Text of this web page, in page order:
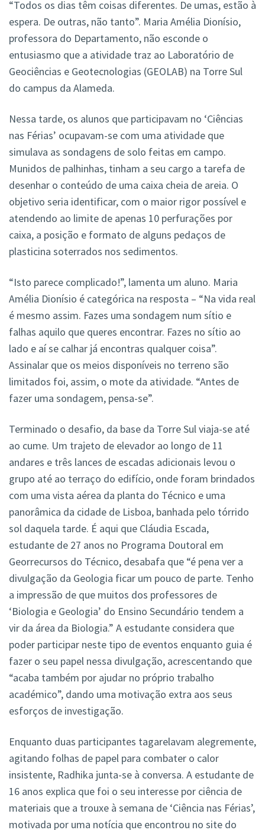
“Todos os dias têm coisas diferentes. De umas, estão à
espera. De outras, não tanto”. Maria Amélia Dionísio,
professora do Departamento, não esconde o
entusiasmo que a atividade traz ao Laboratório de
Geociências e Geotecnologias (GEOLAB) na Torre Sul
do campus da Alameda.
Nessa tarde, os alunos que participavam no ‘Ciências
nas Férias’ ocupavam-se com uma atividade que
simulava as sondagens de solo feitas em campo.
Munidos de palhinhas, tinham a seu cargo a tarefa de
desenhar o conteúdo de uma caixa cheia de areia. O
objetivo seria identificar, com o maior rigor possível e
atendendo ao limite de apenas 10 perfurações por
caixa, a posição e formato de alguns pedaços de
plasticina soterrados nos sedimentos.
“Isto parece complicado!”, lamenta um aluno. Maria
Amélia Dionísio é categórica na resposta – “Na vida real
é mesmo assim. Fazes uma sondagem num sítio e
falhas aquilo que queres encontrar. Fazes no sítio ao
lado e aí se calhar já encontras qualquer coisa”.
Assinalar que os meios disponíveis no terreno são
limitados foi, assim, o mote da atividade. “Antes de
fazer uma sondagem, pensa-se”.
Terminado o desafio, da base da Torre Sul viaja-se até
ao cume. Um trajeto de elevador ao longo de 11
andares e três lances de escadas adicionais levou o
grupo até ao terraço do edifício, onde foram brindados
com uma vista aérea da planta do Técnico e uma
panorâmica da cidade de Lisboa, banhada pelo tórrido
sol daquela tarde. É aqui que Cláudia Escada,
estudante de 27 anos no Programa Doutoral em
Georrecursos do Técnico, desabafa que “é pena ver a
divulgação da Geologia ficar um pouco de parte. Tenho
a impressão de que muitos dos professores de
‘Biologia e Geologia’ do Ensino Secundário tendem a
vir da área da Biologia.” A estudante considera que
poder participar neste tipo de eventos enquanto guia é
fazer o seu papel nessa divulgação, acrescentando que
“acaba também por ajudar no próprio trabalho
académico”, dando uma motivação extra aos seus
esforços de investigação.
Enquanto duas participantes tagarelavam alegremente,
agitando folhas de papel para combater o calor
insistente, Radhika junta-se à conversa. A estudante de
16 anos explica que foi o seu interesse por ciência de
materiais que a trouxe à semana de ‘Ciência nas Férias’,
motivada por uma notícia que encontrou no site do